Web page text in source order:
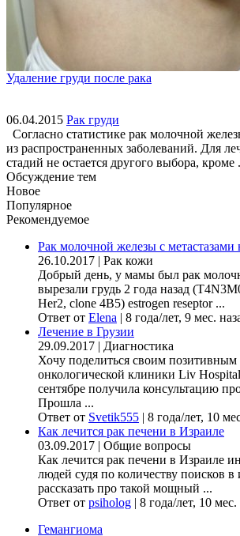
Удаление груди после рака
06.04.2015 Рак груди
Согласно статистике рак молочной
из распространенных заболеваний. Для
стадий не остается другого выбора, кроме
Обсуждение тем
Новое
Популярное
Рекомендуемое
Рак молочной железы с метастазами
26.10.2017 | Рак кожи
Добрый день, у мамы был рак
вырезали грудь 2 года назад
Her2, clone 4B5) estrogen reseptor ...
Ответ от Elena | 8 года/лет, 9 мес.
Лечение в Грузии
29.09.2017 | Диагностика
Хочу поделиться своим
онкологической клиники Liv
сентябре получила консультацию
Прошла ...
Ответ от Svetik555 | 8 года/лет, 10
Как лечится рак печени в Израиле
03.09.2017 | Общие вопросы
Как лечится рак печени в Израиле
людей судя по количеству поисков в
рассказать про такой мощный ...
Ответ от psiholog | 8 года/лет, 10 мес.
Гемангиома